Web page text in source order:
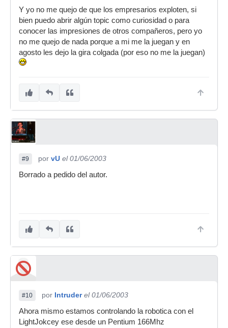
Y yo no me quejo de que los empresarios exploten, si
bien puedo abrir algún topic como curiosidad o para
conocer las impresiones de otros compañeros, pero yo
no me quejo de nada porque a mi me la juegan y en
agosto les dejo la gira colgada (por eso no me la juegan)
#9 por vU el 01/06/2003
Borrado a pedido del autor.
#10 por Intruder el 01/06/2003
Ahora mismo estamos controlando la robotica con el
LightJokcey ese desde un Pentium 166Mhz